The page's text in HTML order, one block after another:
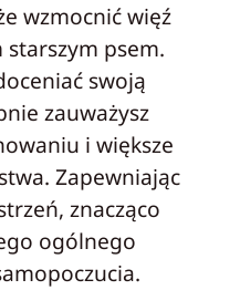
wzmocnić więź
psem.
swoją
zauważysz
i większe
Zapewniając
znacząco
ogólnego